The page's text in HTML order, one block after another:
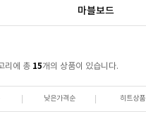
마블보드
리에 총 15개의 상품이 있습니다.
낮은가격순 히트상품